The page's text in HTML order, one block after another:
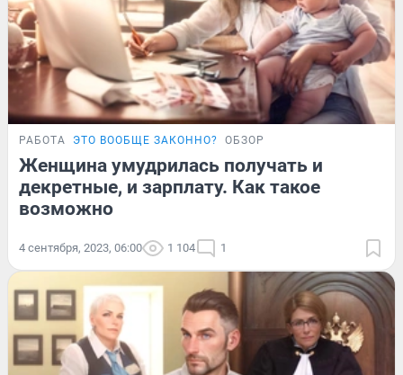
РАБОТА ЭТО ВООБЩЕ ЗАКОННО? ОБЗОР
Женщина умудрилась получать и
декретные, и зарплату. Как такое
возможно
4 сентября, 2023, 06:00 1 104 1